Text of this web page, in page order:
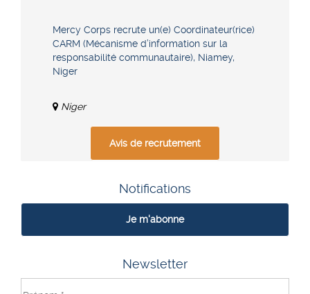
Mercy Corps recrute un(e) Coordinateur(rice)
CARM (Mécanisme d’information sur la
responsabilité communautaire), Niamey,
Niger
Niger
Avis de recrutement
Notifications
Je m'abonne
Newsletter